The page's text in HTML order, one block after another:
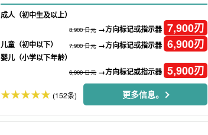
成人（初中生及以上）
8,900 日元→方向标记或指示器 7,900刃
儿童（初中以下） 7,900 日元→方向标记或指示器 6,900刃
婴儿（小学以下年龄）
6,900 日元→方向标记或指示器 5,900刃
(152条) 更多信息。